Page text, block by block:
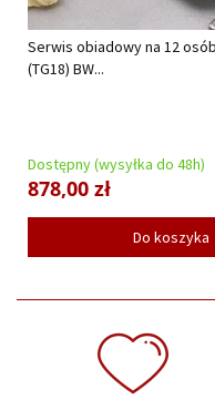
BIAŁY
Serwis obiadowo -
AP02 Złota Helena...
Dostępny (wysyłka
2 549,00 zł
Do